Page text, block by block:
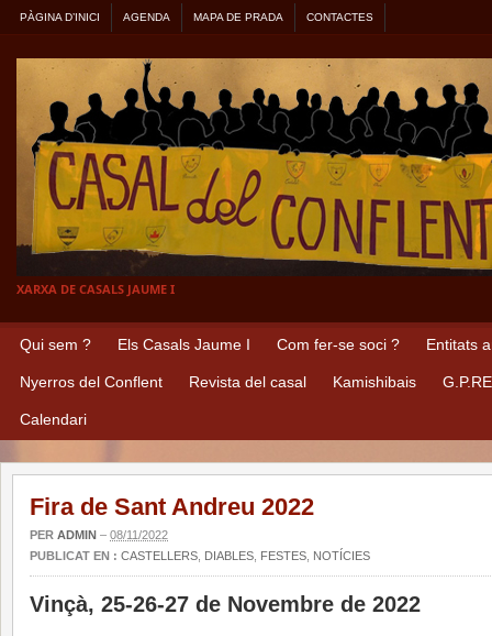
PÀGINA D’INICI AGENDA MAPA DE PRADA CONTACTES
XARXA DE CASALS JAUME I
Qui sem ? Els Casals Jaume I Com fer-se soci ? Entitats
Nyerros del Conflent Revista del casal Kamishibais
Calendari
Fira de Sant Andreu 2022
PER ADMIN – 08/11/2022
PUBLICAT EN : CASTELLERS DIABLES FESTES NOTÍCIES
Vinçà, 25-26-27 de Novembre de 2022